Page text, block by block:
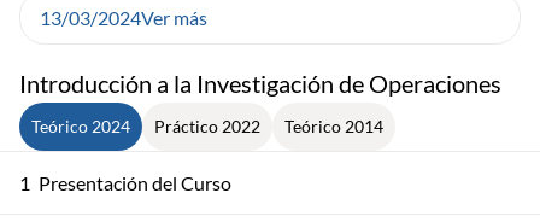
Introducción a la Investigación de Operaciones
Teórico 2024 Práctico 2022 Teórico 2014
1 Presentación del Curso
13/03/2024Ver más